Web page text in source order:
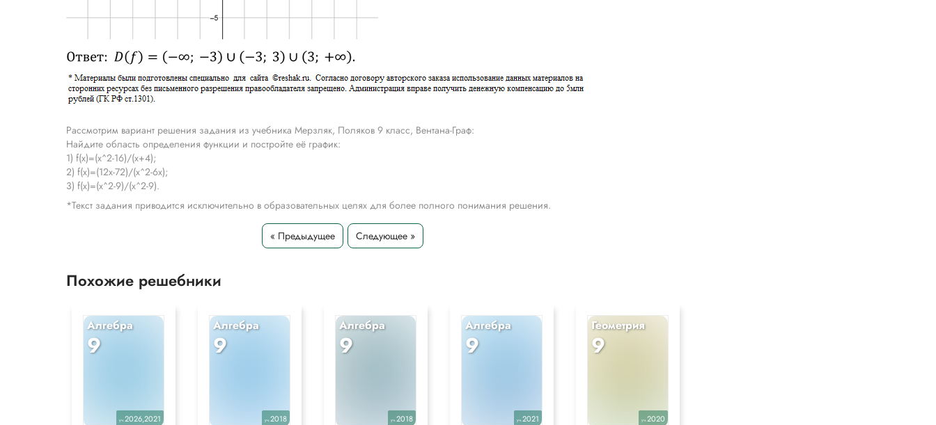
Рассмотрим вариант решения задания из учебника Мерзляк, Поляков 9 класс, Вентана-Граф:
Найдите область определения функции и постройте её график:
1) f(x)=(x^2-16)/(x+4);
2) f(x)=(12x-72)/(x^2-6x);
3) f(x)=(x^2-9)/(x^2-9).
*Текст задания приводится исключительно в образовательных целях для более полного понимания решения.
« Предыдущее Следующее »
Похожие решебники
Алгебра
9
уч.2026,2021
Алгебра
9
уч.2018
Алгебра
9
уч.2018
Алгебра
9
уч.2021
Геометрия
9
уч.2020